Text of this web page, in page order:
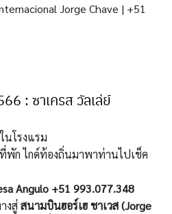
Jorge Chave | +51
: ซาเครส วัลเล่ย์
นโรงแรม
พัก ไกด์ท้องถิ่นมาพาท่านไปเช็ค
Angulo +51 993.077.348
งสู่สนามบินฮอร์เฮ ชาเวส (Jorge